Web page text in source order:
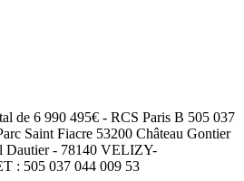
de 6 990 495€ - RCS Paris B 505 037
Saint Fiacre 53200 Château Gontier
Dautier - 78140 VELIZY-
: 505 037 044 009 53